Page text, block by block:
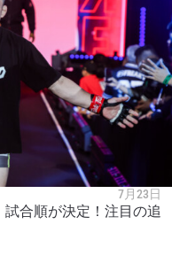
7月23日
試合順が決定！注目の追